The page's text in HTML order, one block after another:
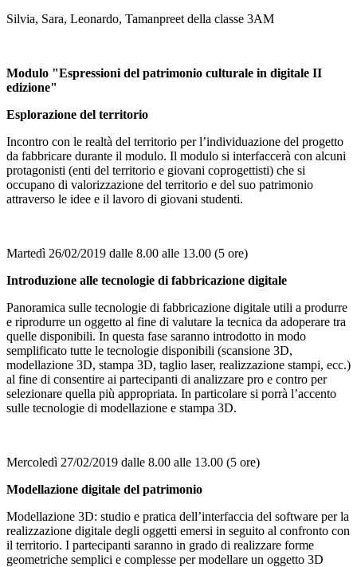
Silvia, Sara, Leonardo, Tamanpreet della classe 3AM
Modulo "Espressioni del patrimonio culturale in digitale II
edizione"
Esplorazione del territorio
Incontro con le realtà del territorio per l’individuazione del progetto
da fabbricare durante il modulo. Il modulo si interfaccerà con alcuni
protagonisti (enti del territorio e giovani coprogettisti) che si
occupano di valorizzazione del territorio e del suo patrimonio
attraverso le idee e il lavoro di giovani studenti.
Martedì 26/02/2019 dalle 8.00 alle 13.00 (5 ore)
Introduzione alle tecnologie di fabbricazione digitale
Panoramica sulle tecnologie di fabbricazione digitale utili a produrre
e riprodurre un oggetto al fine di valutare la tecnica da adoperare tra
quelle disponibili. In questa fase saranno introdotto in modo
semplificato tutte le tecnologie disponibili (scansione 3D,
modellazione 3D, stampa 3D, taglio laser, realizzazione stampi, ecc.)
al fine di consentire ai partecipanti di analizzare pro e contro per
selezionare quella più appropriata. In particolare si porrà l’accento
sulle tecnologie di modellazione e stampa 3D.
Mercoledì 27/02/2019 dalle 8.00 alle 13.00 (5 ore)
Modellazione digitale del patrimonio
Modellazione 3D: studio e pratica dell’interfaccia del software per la
realizzazione digitale degli oggetti emersi in seguito al confronto con
il territorio. I partecipanti saranno in grado di realizzare forme
geometriche semplici e complesse per modellare un oggetto 3D